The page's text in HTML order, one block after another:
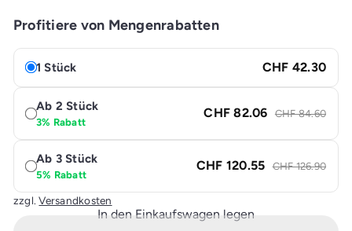
Profitiere von Mengenrabatten
1 Stück CHF 42.30
Ab 2 Stück
3% Rabatt
CHF 82.06 CHF 84.60
Ab 3 Stück
5% Rabatt
CHF 120.55 CHF 126.90
zzgl.Versandkosten
In den Einkaufswagen legen